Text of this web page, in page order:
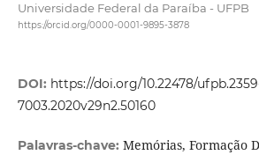
Universidade Federal da Paraíba - UFPB
https://orcid.org/0000-0001-9895-3878
DOI: https://doi.org/10.22478/
7003.2020v29n2.50160
Palavras-chave: Memórias, Formação